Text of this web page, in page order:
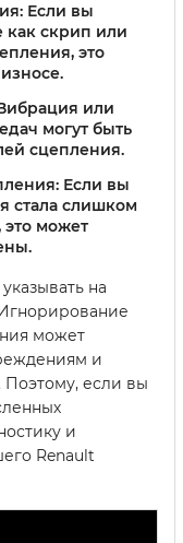
Если вы
как скрип или
это
или
могут быть
сцепления.
Если вы
стала слишком
это может
на
может
и
Поэтому, если вы
и
Renault